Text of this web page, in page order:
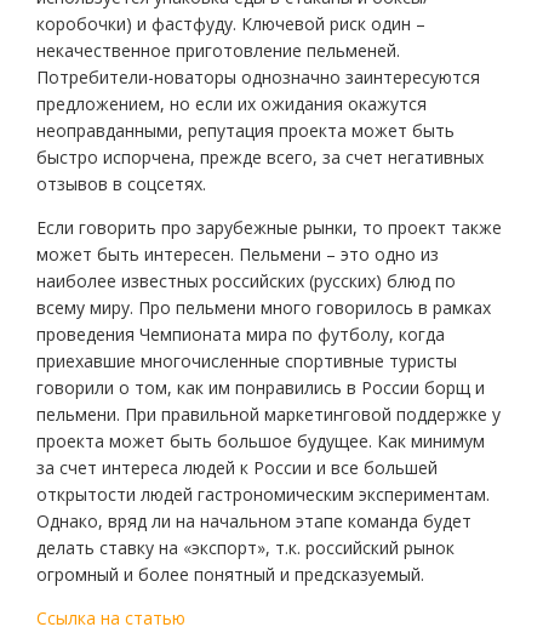
коробочки) и фастфуду. Ключевой риск один –
некачественное приготовление пельменей.
Потребители-новаторы однозначно заинтересуются
предложением, но если их ожидания окажутся
неоправданными, репутация проекта может быть
быстро испорчена, прежде всего, за счет негативных
отзывов в соцсетях.
Если говорить про зарубежные рынки, то проект также
может быть интересен. Пельмени – это одно из
наиболее известных российских (русских) блюд по
всему миру. Про пельмени много говорилось в рамках
проведения Чемпионата мира по футболу, когда
приехавшие многочисленные спортивные туристы
говорили о том, как им понравились в России борщ и
пельмени. При правильной маркетинговой поддержке у
проекта может быть большое будущее. Как минимум
за счет интереса людей к России и все большей
открытости людей гастрономическим экспериментам.
Однако, вряд ли на начальном этапе команда будет
делать ставку на «экспорт», т.к. российский рынок
огромный и более понятный и предсказуемый.
Ссылка на статью